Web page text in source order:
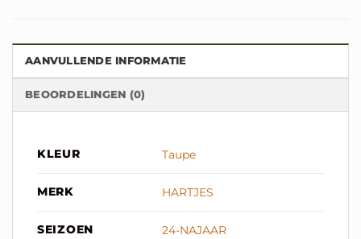
AANVULLENDE INFORMATIE
BEOORDELINGEN (0)
KLEUR Taupe
MERK HARTJES
SEIZOEN 24-NAJAAR